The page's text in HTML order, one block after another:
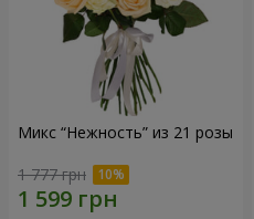
Микс “Нежность” из 21 розы
1 777 грн